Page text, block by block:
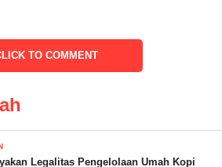
Lampung.Jum’at, 06/01/23.
TO COMMENT
Legalitas Pengelolaan Umah Kopi